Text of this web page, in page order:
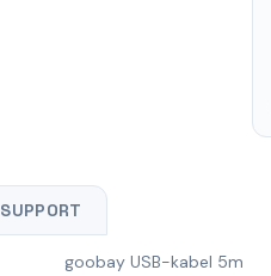
SUPPORT
goobay USB-kabel 5m